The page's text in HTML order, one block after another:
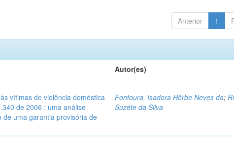
Anterior 1
Autor(es)
vítimas de violência doméstica
de 2006 : uma análise
uma garantia provisória de
Fontoura, Isadora Hörbe Neves da;
Suzéte da Silva